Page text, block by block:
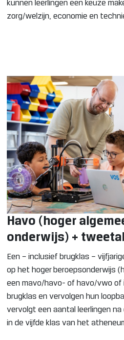
kunnen leerlingen een keuze
zorg/welzijn, economie en
Havo (hoger
onderwijs) +
Een – inclusief brugklas –
op het hoger beroepsonderwijs
een mavo/havo- of havo/vwo
brugklas en vervolgen hun
vervolgt een aantal leerlingen
in de vijfde klas van het